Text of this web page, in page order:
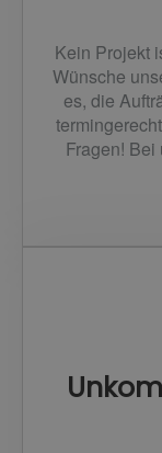
Kein Projekt
Wünsche
es, die
Fragen!